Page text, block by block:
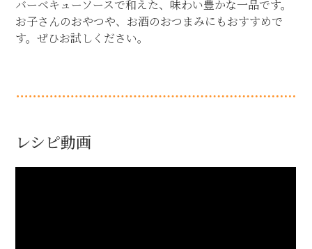
バーベキューソースで和えた、味わい豊かな一品です。
お子さんのおやつや、お酒のおつまみにもおすすめで
す。ぜひお試しください。
レシピ動画